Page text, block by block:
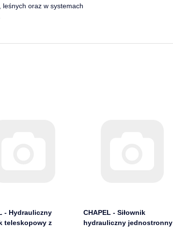
oraz w systemach
- Hydrauliczny
teleskopowy z
CHAPEL - Siłownik
hydrauliczny jednostronny